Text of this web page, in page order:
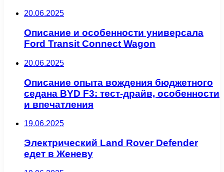
20.06.2025
Описание и особенности универсала
Ford Transit Connect Wagon
20.06.2025
Описание опыта вождения бюджетного
седана BYD F3: тест-драйв, особенности
и впечатления
19.06.2025
Электрический Land Rover Defender
едет в Женеву